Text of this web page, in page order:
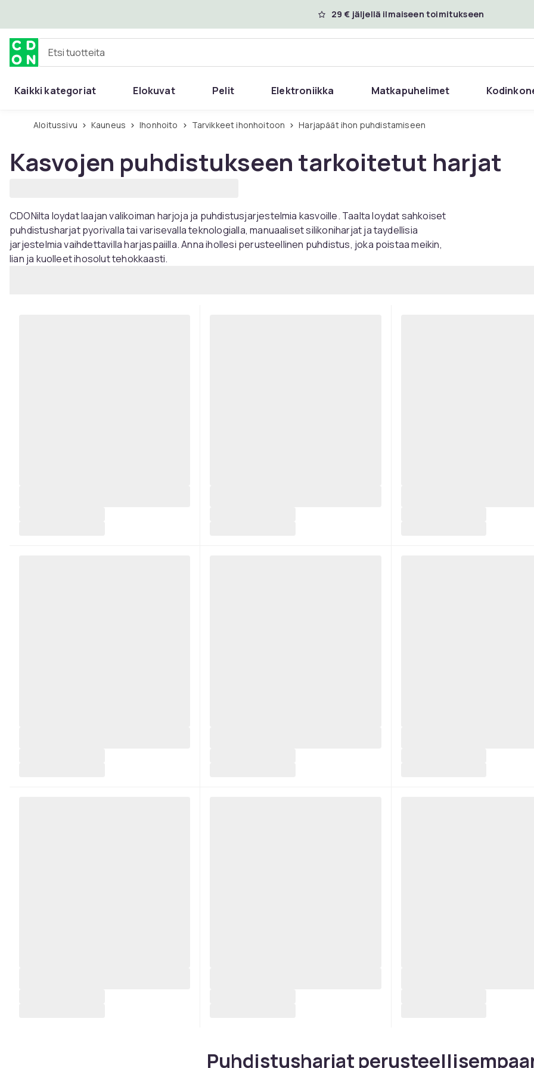
29 € jäljellä ilmaiseen toimitukseen
Etsi tuotteita
Kaikki kategoriat Elokuvat Pelit Elektroniikka Matkapuhelimet
Aloitussivu Kauneus Ihonhoito Tarvikkeet ihonhoitoon Harjapäät ihon puhdistamiseen
Kasvojen puhdistukseen tarkoitetut harjat
CDONilta loydat laajan valikoiman harjoja ja puhdistusjarjestelmia kasvoille. Taalta loydat sahkoiset
puhdistusharjat pyorivalla tai varisevalla teknologialla, manuaaliset silikoniharjat ja taydellisia
jarjestelmia vaihdettavilla harjaspaiilla. Anna ihollesi perusteellinen puhdistus, joka poistaa meikin,
lian ja kuolleet ihosolut tehokkaasti.
Puhdistusharjat